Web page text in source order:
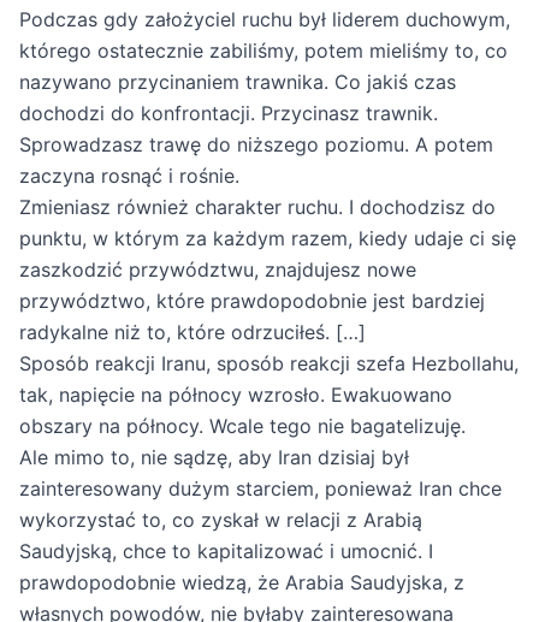
Podczas gdy założyciel ruchu był liderem duchowym,
którego ostatecznie zabiliśmy, potem mieliśmy to, co
nazywano przycinaniem trawnika. Co jakiś czas
dochodzi do konfrontacji. Przycinasz trawnik.
Sprowadzasz trawę do niższego poziomu. A potem
zaczyna rosnąć i rośnie.
Zmieniasz również charakter ruchu. I dochodzisz do
punktu, w którym za każdym razem, kiedy udaje ci się
zaszkodzić przywództwu, znajdujesz nowe
przywództwo, które prawdopodobnie jest bardziej
radykalne niż to, które odrzuciłeś. […]
Sposób reakcji Iranu, sposób reakcji szefa Hezbollahu,
tak, napięcie na północy wzrosło. Ewakuowano
obszary na północy. Wcale tego nie bagatelizuję.
Ale mimo to, nie sądzę, aby Iran dzisiaj był
zainteresowany dużym starciem, ponieważ Iran chce
wykorzystać to, co zyskał w relacji z Arabią
Saudyjską, chce to kapitalizować i umocnić. I
prawdopodobnie wiedzą, że Arabia Saudyjska, z
własnych powodów, nie byłaby zainteresowana